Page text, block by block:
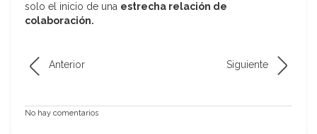
solo el inicio de una estrecha relación de
colaboración.
Anterior Siguiente
No hay comentarios